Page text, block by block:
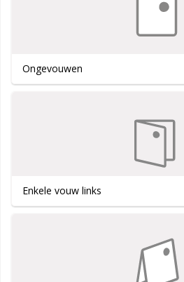
Ongevouwen
Enkele vouw links